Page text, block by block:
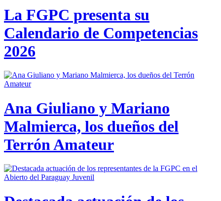
La FGPC presenta su
Calendario de Competencias
2026
Ana Giuliano y Mariano
Malmierca, los dueños del
Terrón Amateur